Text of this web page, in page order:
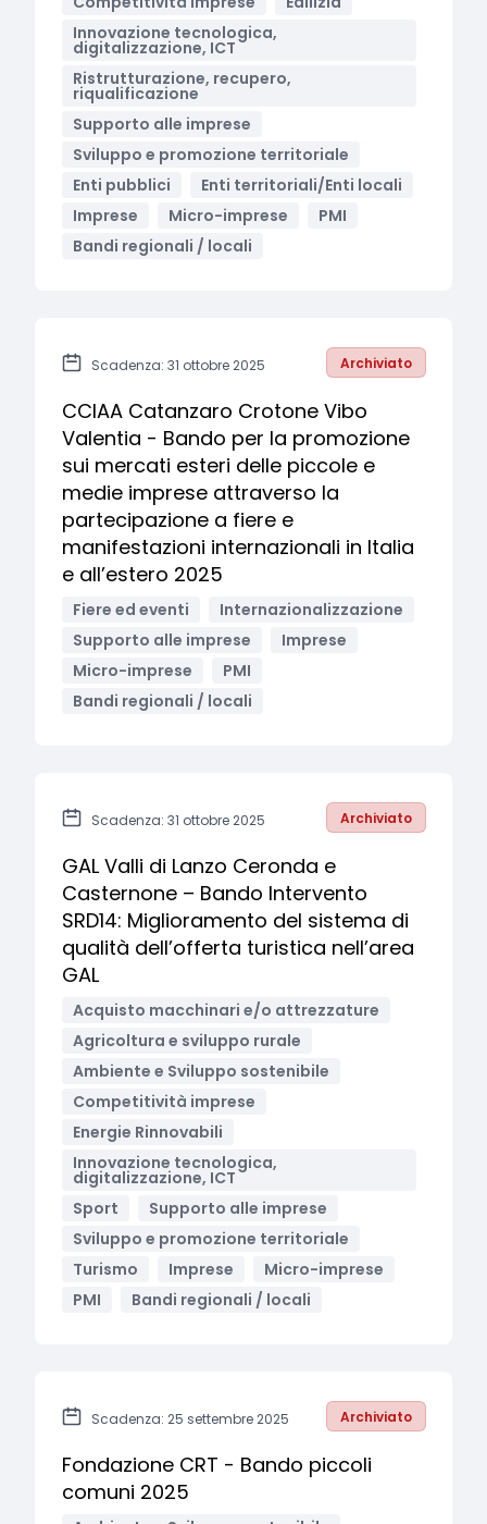
Innovazione tecnologica,
digitalizzazione, ICT
Ristrutturazione, recupero,
riqualificazione
Supporto alle imprese
Sviluppo e promozione territoriale
Enti pubblici
Enti territoriali/Enti locali
Imprese
Micro-imprese
PMI
Bandi regionali / locali
Scadenza: 31 ottobre 2025 Archiviato
CCIAA Catanzaro Crotone Vibo
Valentia - Bando per la promozione
sui mercati esteri delle piccole e
medie imprese attraverso la
partecipazione a fiere e
manifestazioni internazionali in Italia
e all’estero 2025
Fiere ed eventi
Internazionalizzazione
Supporto alle imprese
Imprese
Micro-imprese
PMI
Bandi regionali / locali
Scadenza: 31 ottobre 2025 Archiviato
GAL Valli di Lanzo Ceronda e
Casternone – Bando Intervento
SRD14: Miglioramento del sistema di
qualità dell’offerta turistica nell’area
GAL
Acquisto macchinari e/o attrezzature
Agricoltura e sviluppo rurale
Ambiente e Sviluppo sostenibile
Competitività imprese
Energie Rinnovabili
Innovazione tecnologica,
digitalizzazione, ICT
Sport
Supporto alle imprese
Sviluppo e promozione territoriale
Turismo
Imprese
Micro-imprese
PMI
Bandi regionali / locali
Scadenza: 25 settembre 2025 Archiviato
Fondazione CRT - Bando piccoli
comuni 2025